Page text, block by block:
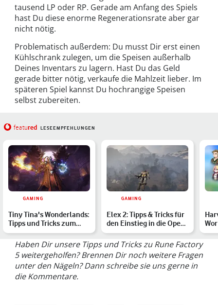
tausend LP oder RP. Gerade am Anfang des Spiels
hast Du diese enorme Regenerationsrate aber gar
nicht nötig.
Problematisch außerdem: Du musst Dir erst einen
Kühlschrank zulegen, um die Speisen außerhalb
Deines Inventars zu lagern. Hast Du das Geld
gerade bitter nötig, verkaufe die Mahlzeit lieber. Im
späteren Spiel kannst Du hochrangige Speisen
selbst zubereiten.
featured LESEEMPFEHLUNGEN
GAMING
Tiny Tina's Wonderlands:
Tipps und Tricks zum
Borderlands-Spin-of…
GAMING
Elex 2: Tipps & Tricks für
den Einstieg in die Open
World
Haben Dir unsere Tipps und Tricks zu Rune Factory
5 weitergeholfen? Brennen Dir noch weitere Fragen
unter den Nägeln? Dann schreibe sie uns gerne in
die Kommentare.